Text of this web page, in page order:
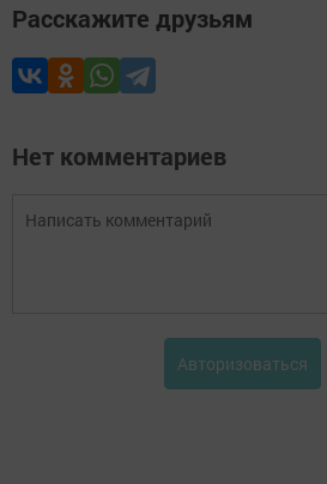
Расскажите друзьям
Нет комментариев
Авторизоваться